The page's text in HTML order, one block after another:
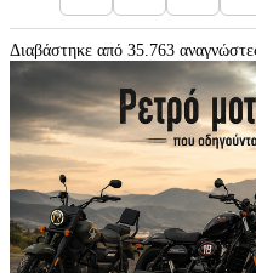
Διαβάστηκε από 35.763